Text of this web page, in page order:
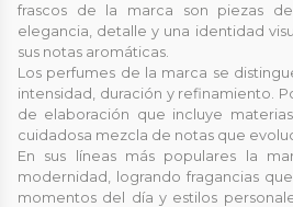
frascos de la marca son piezas
elegancia, detalle y una identidad
sus notas aromáticas.
Los perfumes de la marca se
intensidad, duración y refinamiento.
de elaboración que incluye
cuidadosa mezcla de notas que
En sus líneas más populares la
modernidad, logrando fragancias
momentos del día y estilos